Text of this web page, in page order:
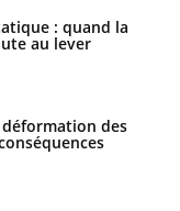
: quand la
au lever
des